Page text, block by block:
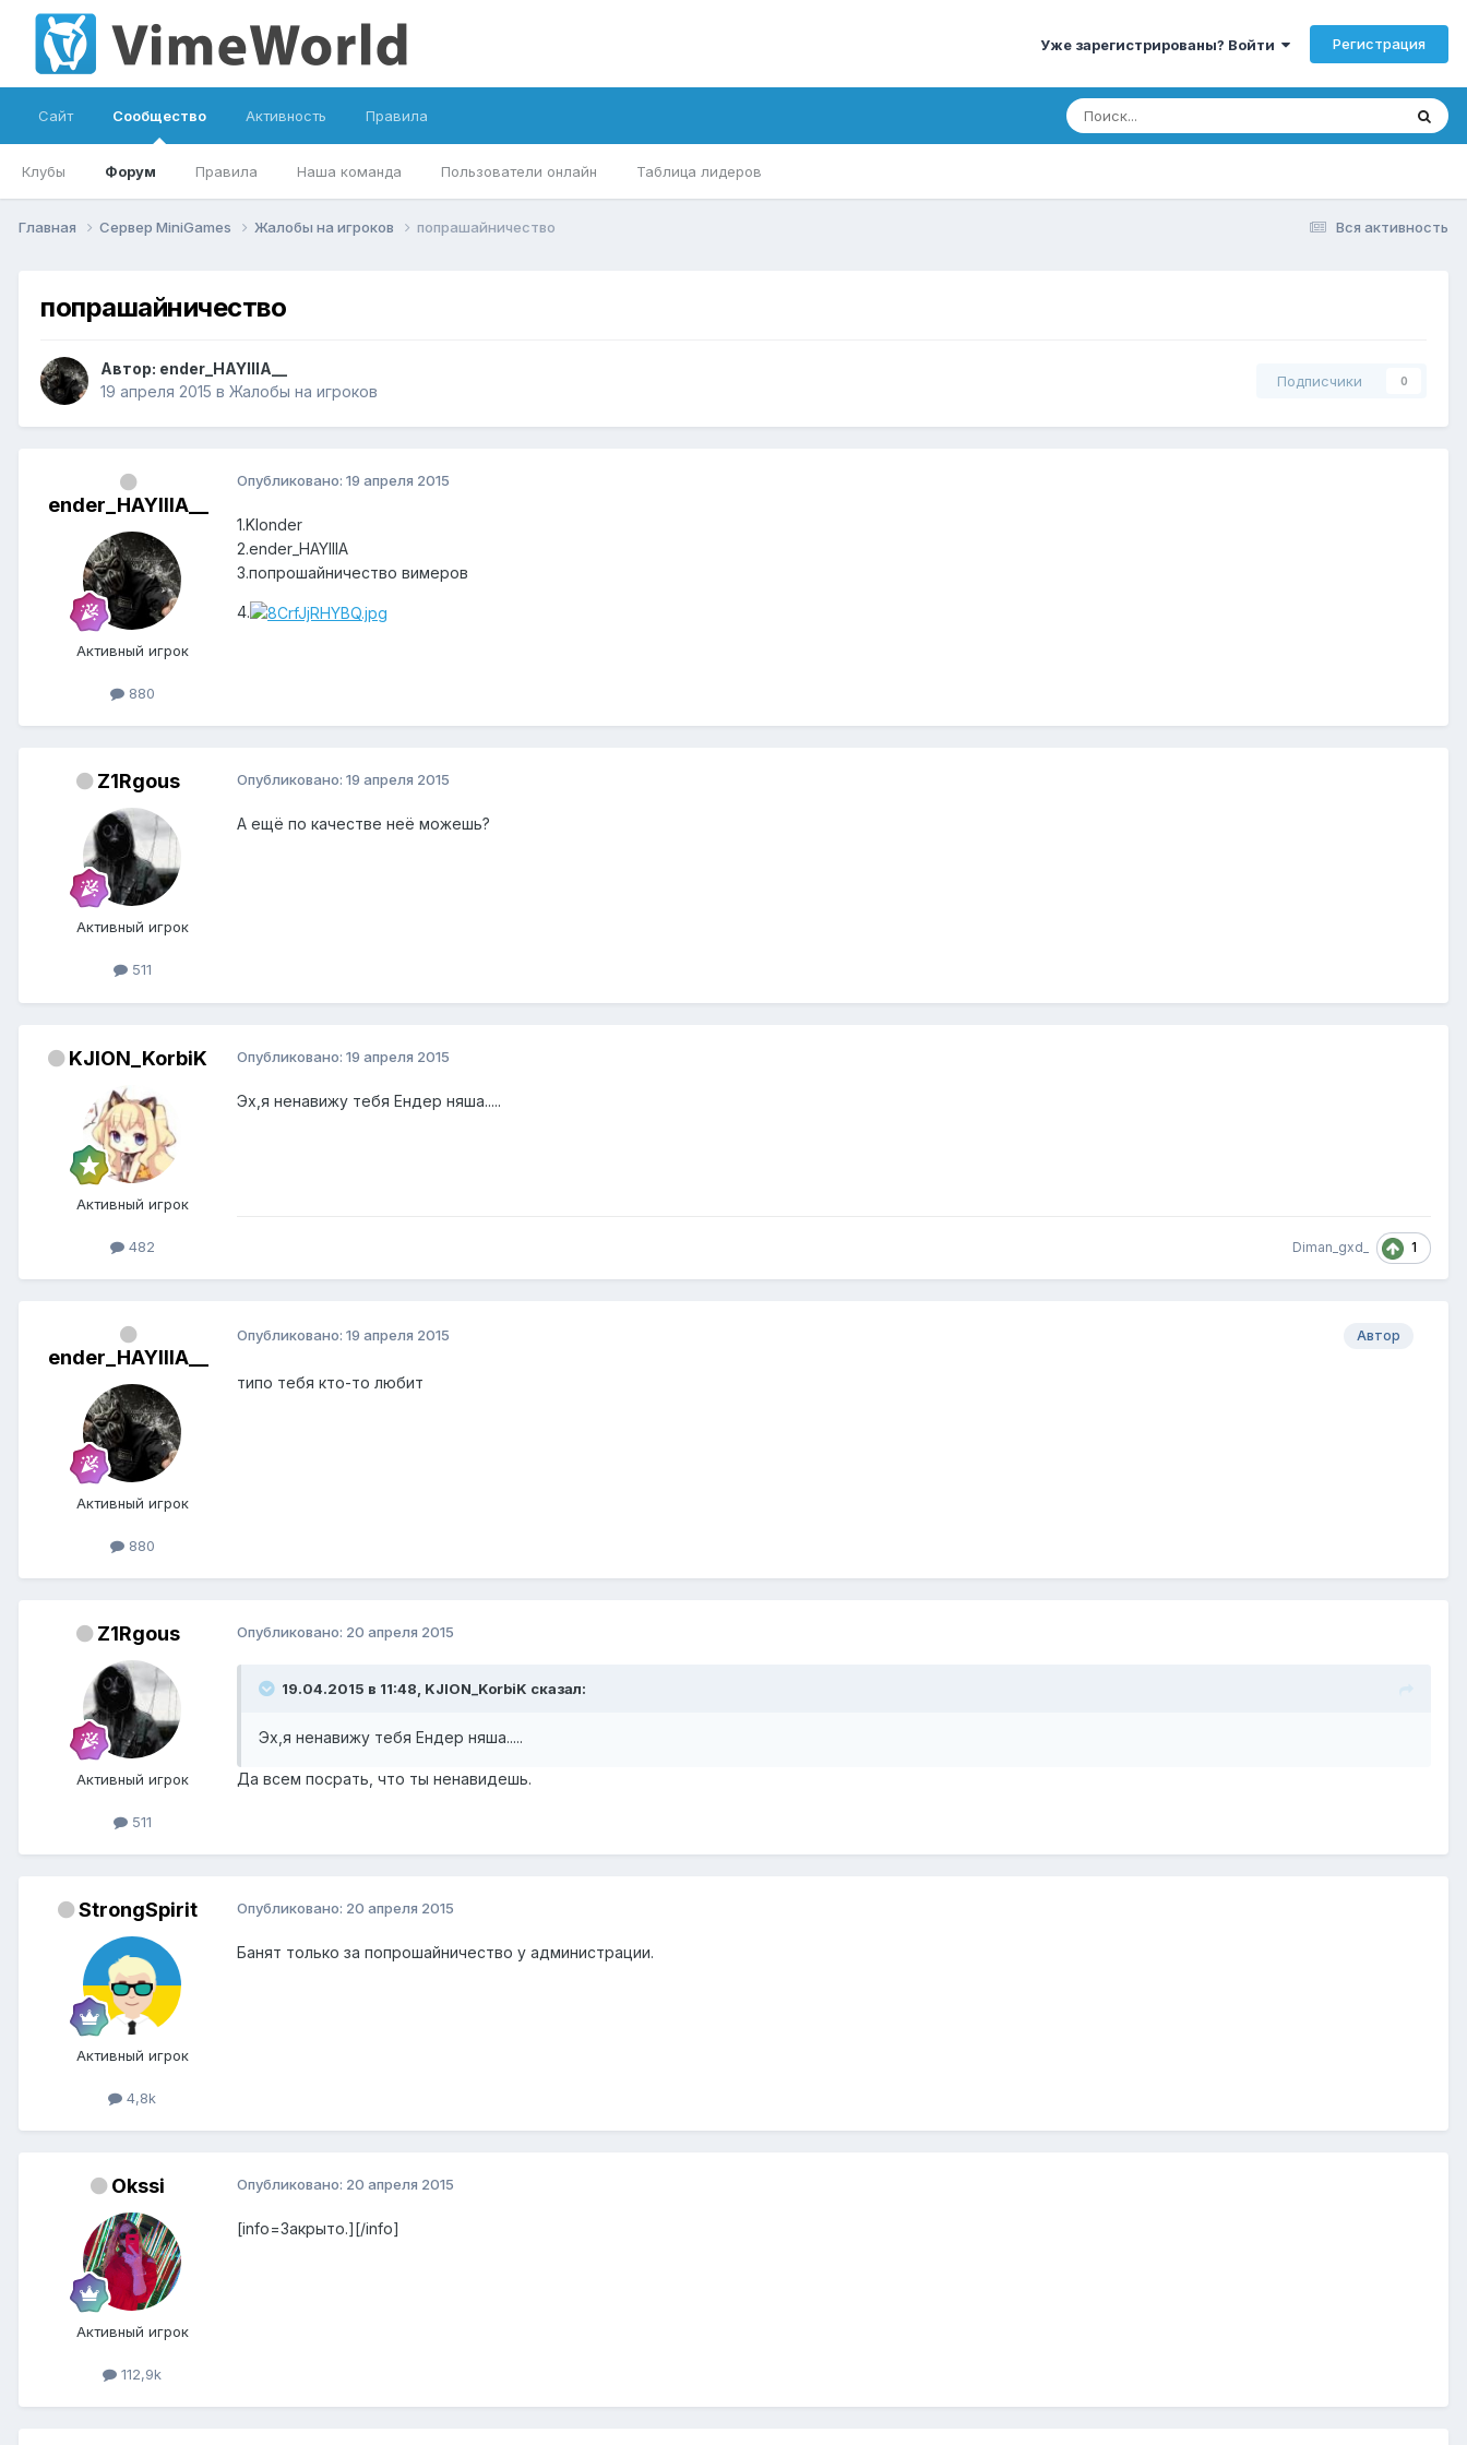
Уже зарегистрированы? Войти Регистрация
Сайт Сообщество
Клубы Форум Правила Наша команда Пользователи онлайн Таблица лидеров
Активность Правила
Вся активность
Главная Сервер MiniGames Жалобы на игроков попрашайничество
попрашайничество
Автор: ender_HAYIIIA__
19 апреля 2015 в Жалобы на игроков
Подписчики 0
ender_HAYIIIA__
Активный игрок
880
Опубликовано: 19 апреля 2015
1.Klonder
2.ender_HAYIIIA
3.попрошайничество вимеров
4.
Z1Rgous
Активный игрок
511
Опубликовано: 19 апреля 2015
А ещё по качестве неё можешь?
KJION_KorbiK
Активный игрок
482
Опубликовано: 19 апреля 2015
Эх,я ненавижу тебя Ендер няша.....
Diman_gxd_ 1
ender_HAYIIIA__
Активный игрок
880
Автор
Опубликовано: 19 апреля 2015
типо тебя кто-то любит
Z1Rgous
Активный игрок
511
Опубликовано: 20 апреля 2015
19.04.2015 в 11:48, KJION_KorbiK сказал:
Эх,я ненавижу тебя Ендер няша.....
Да всем посрать, что ты ненавидешь.
StrongSpirit
Активный игрок
4,8k
Опубликовано: 20 апреля 2015
Банят только за попрошайничество у администрации.
Okssi
Активный игрок
112,9k
Опубликовано: 20 апреля 2015
[info=Закрыто.][/info]